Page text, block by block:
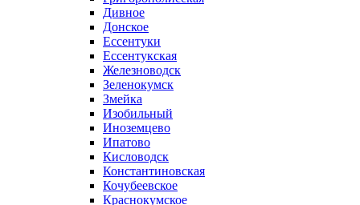
Дивное
Донское
Ессентуки
Ессентукская
Железноводск
Зеленокумск
Змейка
Изобильный
Иноземцево
Ипатово
Кисловодск
Константиновская
Кочубеевское
Краснокумское